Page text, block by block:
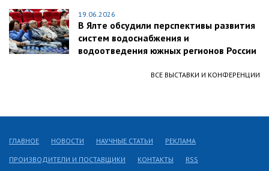
19.06.2026
В Ялте обсудили перспективы развития
систем водоснабжения и
водоотведения южных регионов России
ВСЕ ВЫСТАВКИ И КОНФЕРЕНЦИИ
ГЛАВНОЕ НОВОСТИ НАУЧНЫЕ СТАТЬИ РЕКЛАМА
ПРОИЗВОДИТЕЛИ И ПОСТАВЩИКИ КОНТАКТЫ RSS